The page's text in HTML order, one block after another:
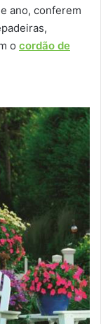
ano, conferem
o cordão de